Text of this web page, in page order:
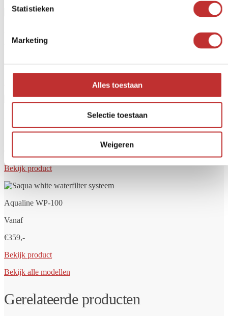
Statistieken
Marketing
Alles toestaan
Selectie toestaan
Weigeren
€279,-
Vanaf
Bekijk product
Aqualine WP-100
Vanaf
€359,-
Bekijk product
Bekijk alle modellen
Gerelateerde producten